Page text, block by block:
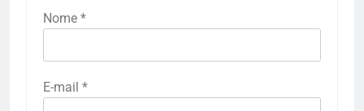
Nome *
E-mail *